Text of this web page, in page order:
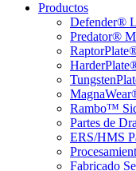
Productos
Defender®
Predator®
Rambo™
Partes de
ERS/HMS
Fabricado